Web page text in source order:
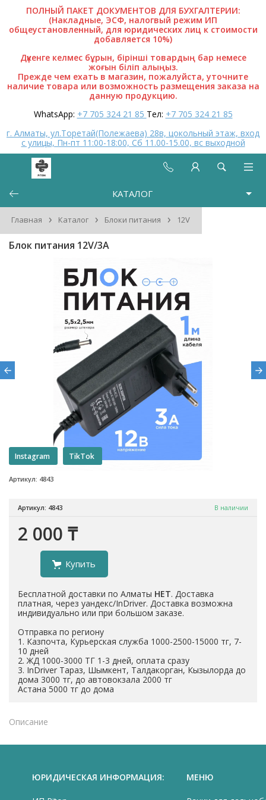
ПОЛНЫЙ ПАКЕТ ДОКУМЕНТОВ ДЛЯ БУХГАЛТЕРИИ:
(Накладные, ЭСФ, налогвый режим ИП
общеустановленный, для юридических лиц к стоимости
добавляется 10%)
Дүкенге келмес бұрын, бірінші товардың бар немесе
жоғын біліп алыңыз.
Прежде чем ехать в магазин, пожалуйста, уточните
наличие товара или возможность размещения заказа на
данную продукцию.
WhatsApp: +7 705 324 21 85 Тел: +7 705 324 21 85
г. Алматы, ул.Торетай(Полежаева) 28в, цокольный этаж, вход
с улицы, Пн-пт 11:00-18:00, Сб 11.00-15.00, вс выходной
КАТАЛОГ
Главная › Каталог › Блоки питания › 12V
Блок питания 12V/3A
Артикул: 4843
Instagram TikTok
Артикул: 4843 В наличии
2 000 ₸
Купить
Бесплатной доставки по Алматы НЕТ. Доставка
платная, через уандекс/InDriver. Доставка возможна
индивидуально или при большом заказе.
Отправка по региону
1. Казпочта, Курьерская служба 1000-2500-15000 тг, 7-
10 дней
2. ЖД 1000-3000 ТГ 1-3 дней, оплата сразу
3. InDriver Тараз, Шымкент, Талдакорган, Кызылорда до
дома 3000 тг, до автовокзала 2000 тг
Астана 5000 тг до дома
Описание
ЮРИДИЧЕСКАЯ ИНФОРМАЦИЯ: МЕНЮ